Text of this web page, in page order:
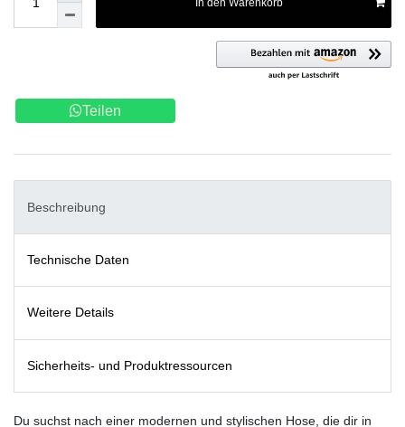
In den Warenkorb
Teilen
Beschreibung
Technische Daten
Weitere Details
Sicherheits- und Produktressourcen
Du suchst nach einer modernen und stylischen Hose, die dir in